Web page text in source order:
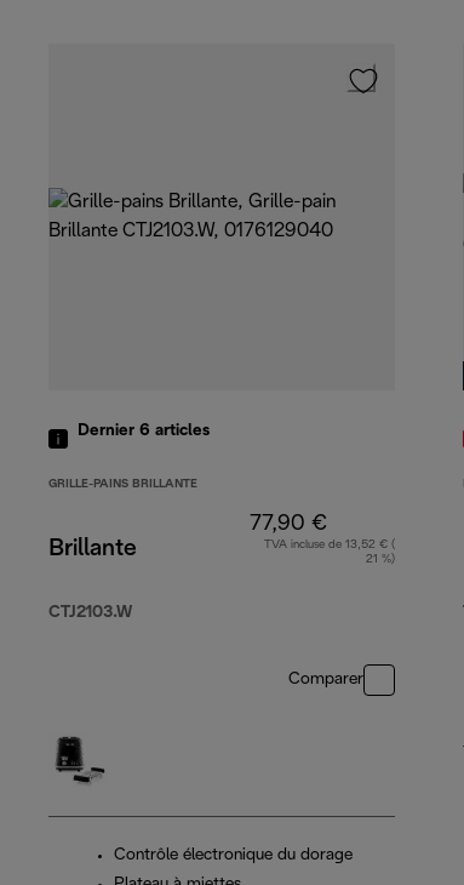
Dernier 6 articles
GRILLE-PAINS BRILLANTE
Brillante
CTJ2103.W
77,90 €
TVA incluse de 13,52 € (
21 %)
Comparer
Contrôle électronique du dorage